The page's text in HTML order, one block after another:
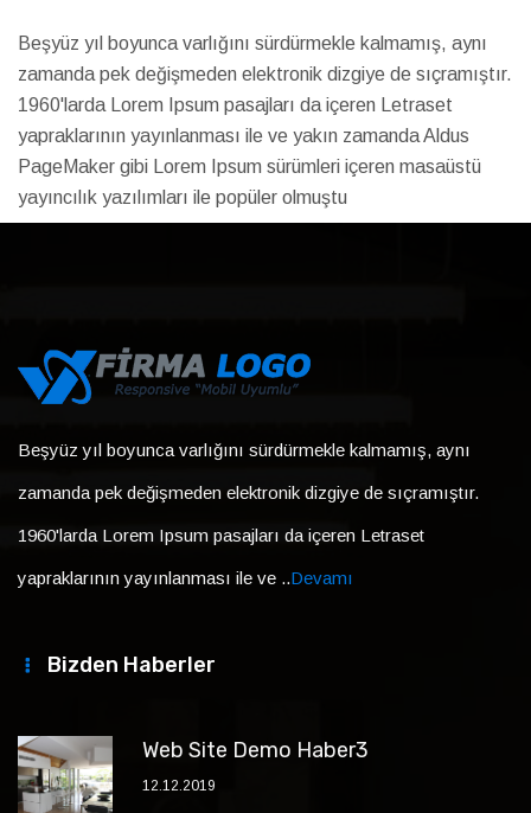
Beşyüz yıl boyunca varlığını sürdürmekle kalmamış, aynı
zamanda pek değişmeden elektronik dizgiye de sıçramıştır.
1960'larda Lorem Ipsum pasajları da içeren Letraset
yapraklarının yayınlanması ile ve yakın zamanda Aldus
PageMaker gibi Lorem Ipsum sürümleri içeren masaüstü
yayıncılık yazılımları ile popüler olmuştu
Beşyüz yıl boyunca varlığını sürdürmekle kalmamış, aynı
zamanda pek değişmeden elektronik dizgiye de sıçramıştır.
1960'larda Lorem Ipsum pasajları da içeren Letraset
yapraklarının yayınlanması ile ve ..Devamı
Bizden Haberler
Web Site Demo Haber3
12.12.2019